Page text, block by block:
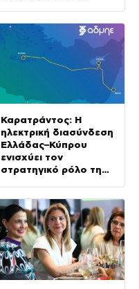
Καρατράντος: Η
ηλεκτρική διασύνδεση
Ελλάδας–Κύπρου
ενισχύει τον
στρατηγικό ρόλο της